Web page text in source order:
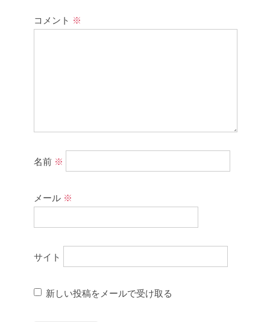
コメント ※
名前 ※
メール ※
サイト
新しい投稿をメールで受け取る